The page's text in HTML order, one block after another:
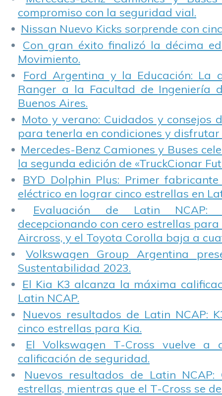
compromiso con la seguridad vial.
Nissan Nuevo Kicks sorprende con
Con gran éxito finalizó la décima
Movimiento.
Ford Argentina y la Educación: La
Ranger a la Facultad de Ingeniería
Buenos Aires.
Moto y verano: Cuidados y consejos
para tenerla en condiciones y disfrutar
Mercedes-Benz Camiones y Buses
la segunda edición de «TruckCionar
BYD Dolphin Plus: Primer
eléctrico en lograr cinco estrellas en
Evaluación de Latin NCAP:
decepcionando con cero estrellas para
Aircross, y el Toyota Corolla baja a
Volkswagen Group Argentina
Sustentabilidad 2023.
El Kia K3 alcanza la máxima
Latin NCAP.
Nuevos resultados de Latin NCAP:
cinco estrellas para Kia.
El Volkswagen T-Cross vuelve a
calificación de seguridad.
Nuevos resultados de Latin NCAP:
estrellas, mientras que el T-Cross se